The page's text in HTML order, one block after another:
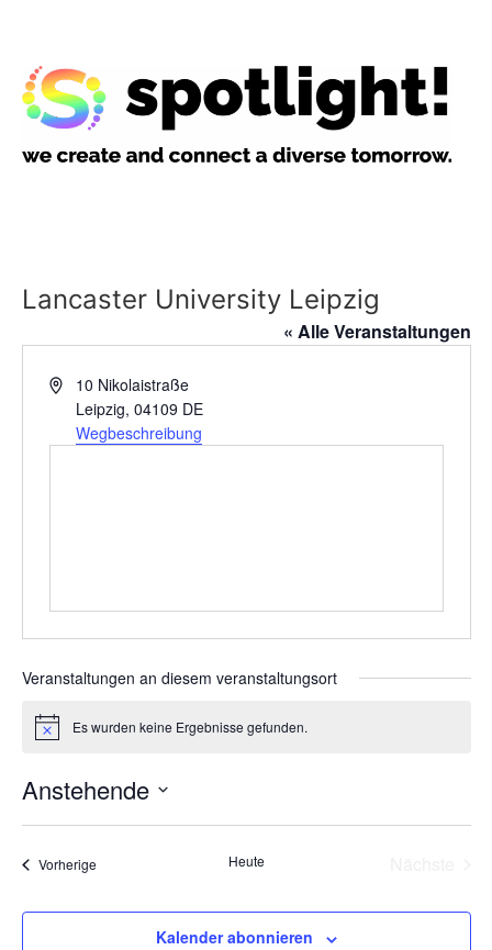
Lancaster University Leipzig
« Alle Veranstaltungen
Adresse10 Nikolaistraße
Leipzig, 04109 DE
Wegbeschreibung
Veranstaltungen an diesem veranstaltungsort
HinweisEs wurden keine Ergebnisse gefunden.
Anstehende
wählen.
VorherigeVeranstaltungen Heute
Kalender abonnieren